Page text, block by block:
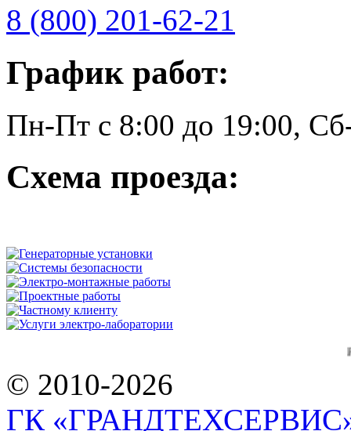
8 (800) 201-62-21
График работ:
Пн-Пт с 8:00 до 19:00,
Схема проезда:
© 2010-2026
ГК